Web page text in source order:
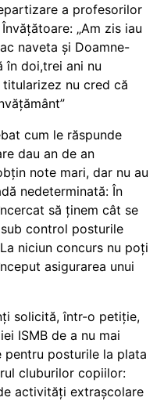
a profesorilor
„Am zis iau
naveta și Doamne-
în doi,trei ani nu
titularizez nu cred că
cum le răspunde
dau an de an
note mari, dar nu au
nedeterminată: În
să ținem cât se
control posturile
niciun concurs nu poți
asigurarea unui
solicită, într-o petiție,
ISMB de a nu mai
pentru posturile la plata
cluburilor copiilor:
activități extrașcolare